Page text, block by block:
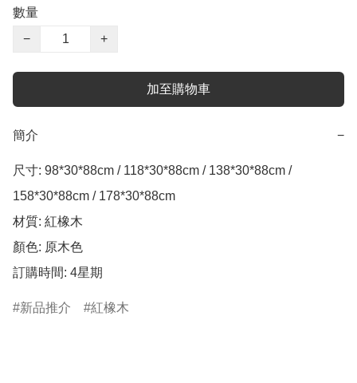
數量
−
+
加至購物車
簡介 −
尺寸: 98*30*88cm / 118*30*88cm / 138*30*88cm /
158*30*88cm / 178*30*88cm
材質: 紅橡木
顏色: 原木色
新品推介 紅橡木